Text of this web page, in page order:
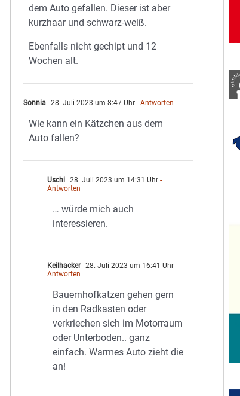
dem Auto gefallen. Dieser ist aber
kurzhaar und schwarz-weiß.
Ebenfalls nicht gechipt und 12
Wochen alt.
Sonnia 28. Juli 2023 um 8:47 Uhr - Antworten
Wie kann ein Kätzchen aus dem
Auto fallen?
Uschi 28. Juli 2023 um 14:31 Uhr -
Antworten
… würde mich auch
interessieren.
Keilhacker 28. Juli 2023 um 16:41 Uhr -
Antworten
Bauernhofkatzen gehen gern
in den Radkasten oder
verkriechen sich im Motorraum
oder Unterboden.. ganz
einfach. Warmes Auto zieht die
an!